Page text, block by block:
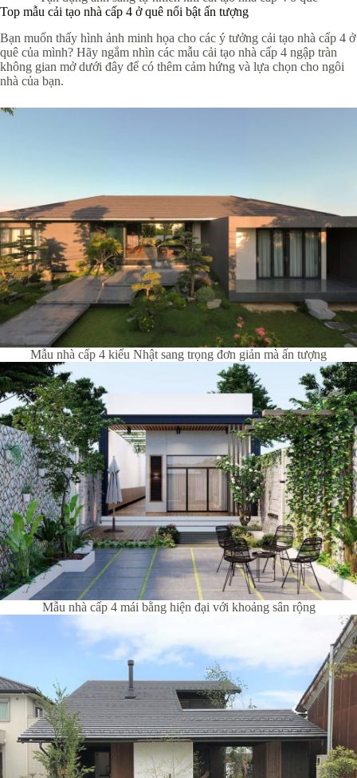
Top mẫu cải tạo nhà cấp 4 ở quê nổi bật ấn tượng
Bạn muốn thấy hình ảnh minh họa cho các ý tưởng cải tạo nhà cấp 4 ở
quê của mình? Hãy ngắm nhìn các mẫu cải tạo nhà cấp 4 ngập tràn
không gian mở dưới đây để có thêm cảm hứng và lựa chọn cho ngôi
nhà của bạn.
Mẫu nhà cấp 4 kiểu Nhật sang trọng đơn giản mà ấn tượng
Mẫu nhà cấp 4 mái bằng hiện đại với khoảng sân rộng